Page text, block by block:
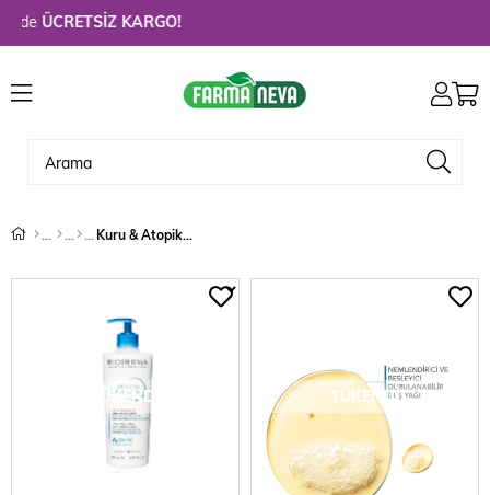
ÜCRETSİZ KARGO!
Kuru & Atopik Ciltler İçin Nemlendirici
TÜKENDI TÜKENDI